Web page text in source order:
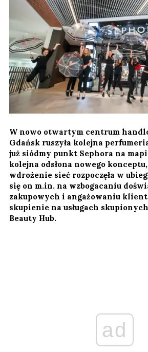
W nowo otwartym centrum
Gdańsk ruszyła kolejna
już siódmy punkt Sephora na
kolejna odsłona nowego
wdrożenie sieć rozpoczęła w
się on m.in. na wzbogacaniu
zakupowych i angażowaniu
skupienie na usługach
Beauty Hub.
ad